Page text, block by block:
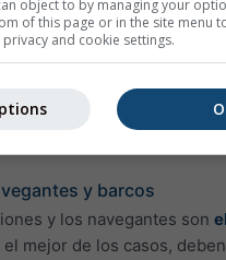
. Las olas altas con
periodos pequeños
como suele ocurrir con
y barcos
y los navegantes son
mejor de los casos,
object to by managing your
of this page or in the site menu
and cookie settings.